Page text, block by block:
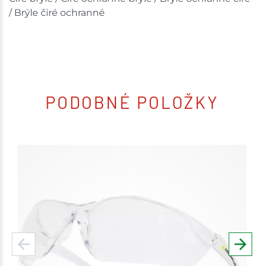
/ Brýle čiré ochranné
PODOBNÉ POLOŽKY